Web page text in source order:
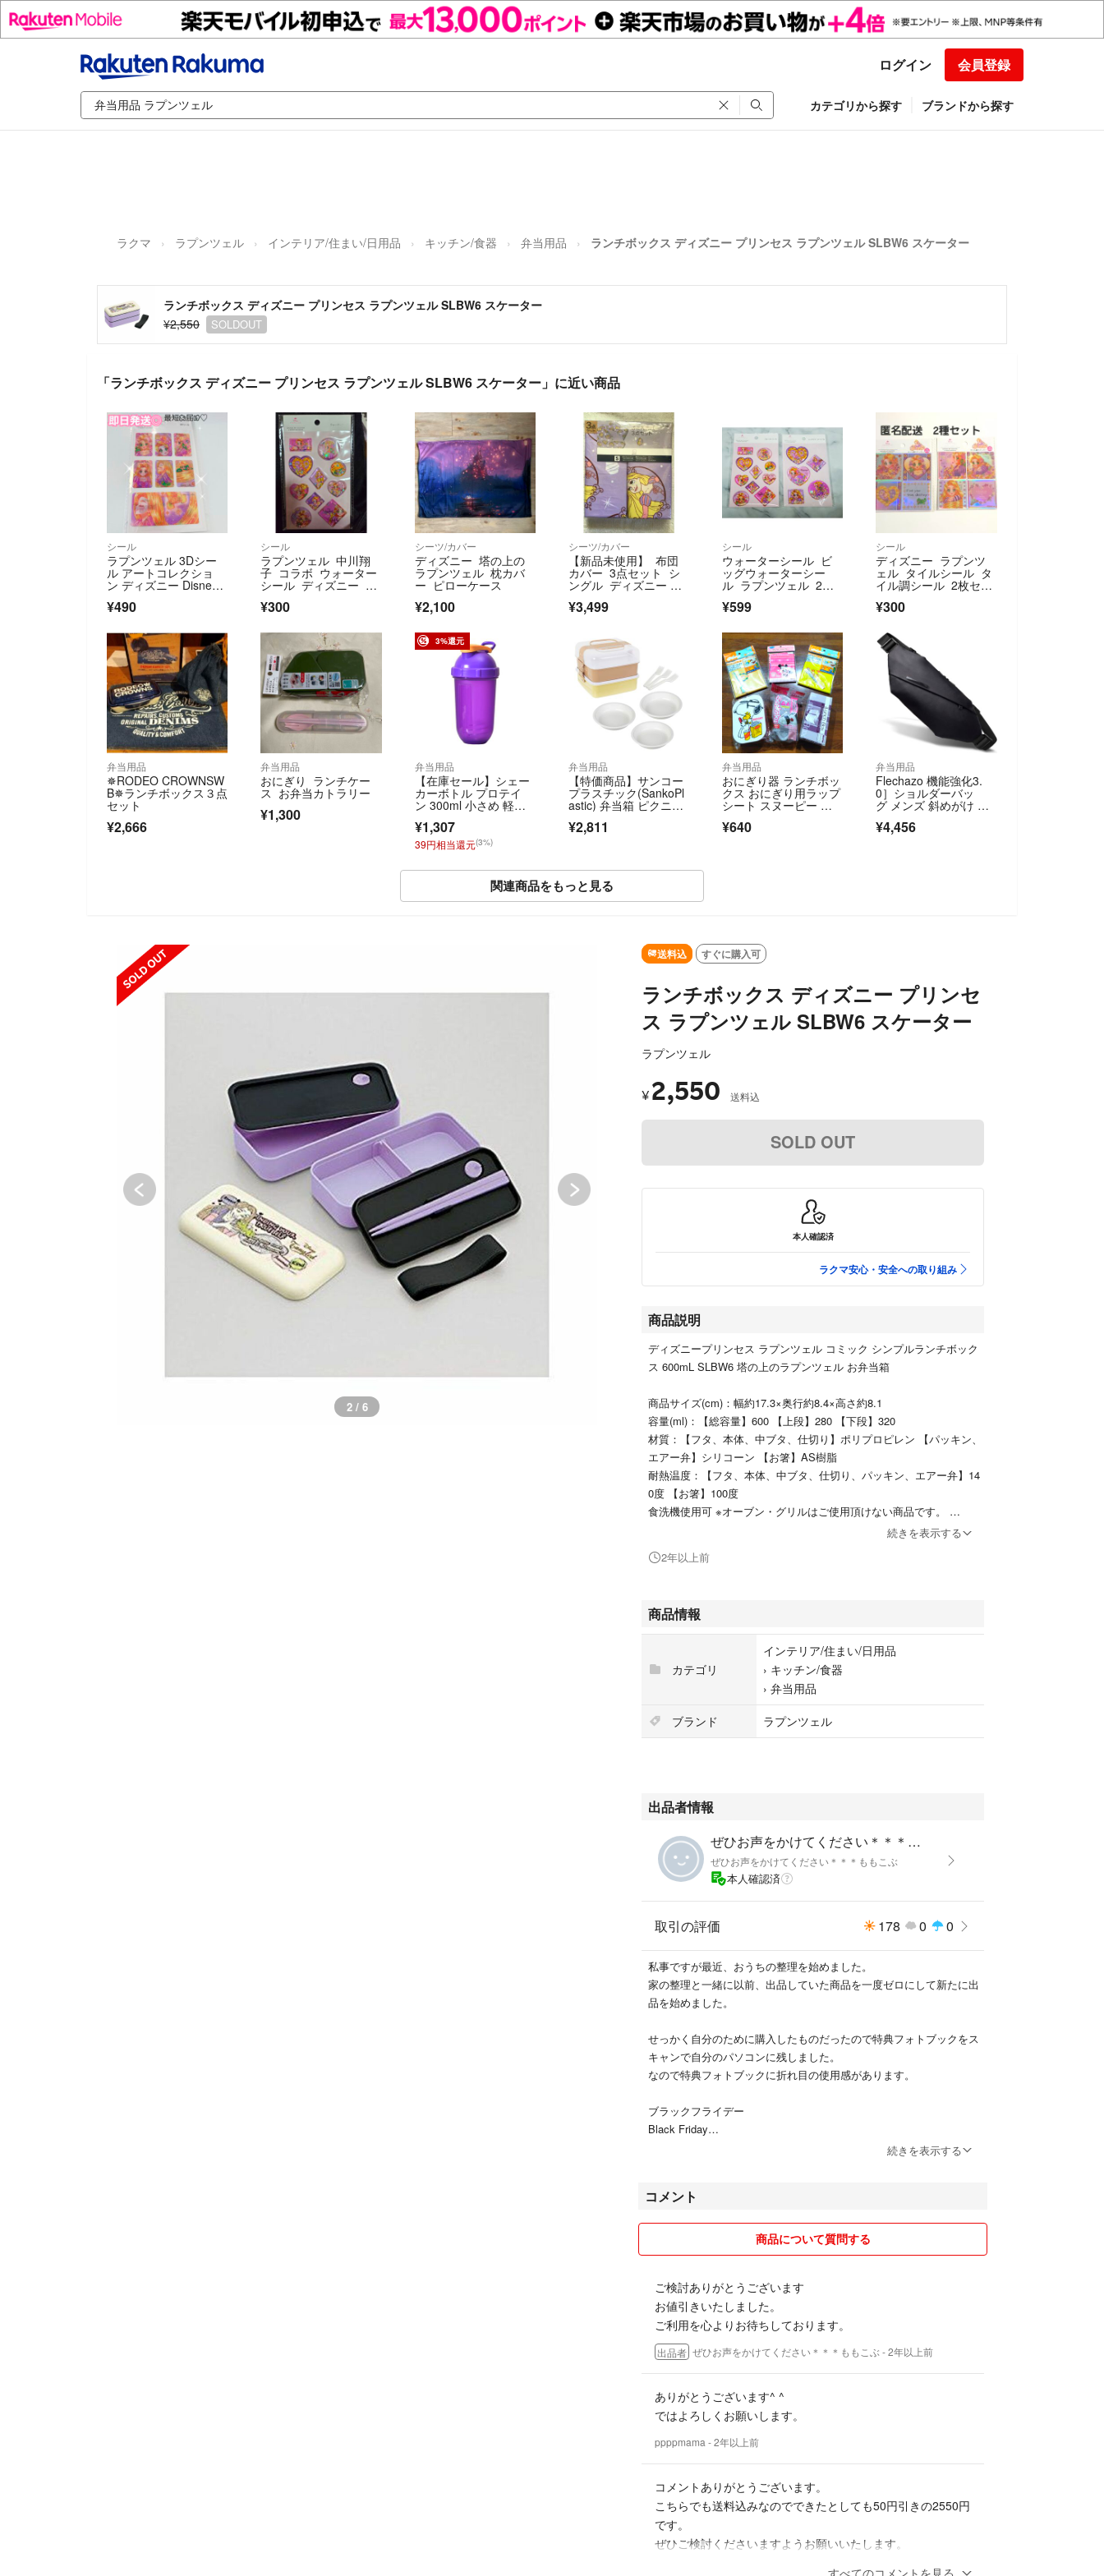
ログイン 会員登録
カテゴリから探す ブランドから探す
ラクマ ラプンツェル インテリア/住まい/日用品 キッチン/食器 弁当用品 ランチボックス ディズニー プリンセス ラプンツェル SLBW6 スケーター
ランチボックス ディズニー プリンセス ラプンツェル SLBW6 スケーター
¥2,550
SOLDOUT
「ランチボックス ディズニー プリンセス ラプンツェル SLBW6 スケーター」に近い商品
シール
ラプンツェル 3Dシー
ル アートコレクショ
ン ディズニー Disne
y 中川翔子
¥490
シール
ラプンツェル 中川翔
子 コラボ ウォーター
シール ディズニー Di
sney
¥300
シーツ/カバー
ディズニー 塔の上の
ラプンツェル 枕カバ
ー ピローケース
¥2,100
シーツ/カバー
【新品未使用】 布団
カバー 3点セット シ
ングル ディズニー ラ
プンツェル
¥3,499
シール
ウォーターシール ビ
ッグウォーターシー
ル ラプンツェル 2種
セット ディズニー
¥599
シール
ディズニー ラプンツ
ェル タイルシール タ
イル調シール 2枚セッ
ト
¥300
弁当用品
✵RODEO CROWNSW
B✵ランチボックス３点
セット
¥2,666
弁当用品
おにぎり ランチケー
ス お弁当カトラリー
¥1,300
3%還元
弁当用品
【在庫セール】シェー
カーボトル プロテイ
ン 300ml 小さめ 軽
¥1,307
39円相当還元(3%)
弁当用品
【特価商品】サンコー
プラスチック(SankoPl
astic) 弁当箱 ピクニッ
¥2,811
弁当用品
おにぎり器 ランチボッ
クス おにぎり用ラップ
シート スヌーピー デ
ト ピクニック お出か
¥640
弁当用品
Flechazo 機能強化3.
0］ショルダーバッ
グ メンズ 斜めがけ ボ
¥4,456
関連商品をもっと見る
3 / 6
送料込 すぐに購入可
ランチボックス ディズニー プリンセ
ス ラプンツェル SLBW6 スケーター
ラプンツェル
¥ 2,550 送料込
SOLD OUT
本人確認済
ラクマ安心・安全への取り組み
商品説明
ディズニープリンセス ラプンツェル コミック シンプルランチボック
ス 600mL SLBW6 塔の上のラプンツェル お弁当箱
商品サイズ(cm)：幅約17.3×奥行約8.4×高さ約8.1
容量(ml)：【総容量】600 【上段】280 【下段】320
材質：【フタ、本体、中ブタ、仕切り】ポリプロピレン 【パッキン、
エアー弁】シリコーン 【お箸】AS樹脂
耐熱温度：【フタ、本体、中ブタ、仕切り、パッキン、エアー弁】14
0度 【お箸】100度
食洗機使用可 ※オーブン・グリルはご使用頂けない商品です。
上段・下段の中ブタにエアー調圧弁あり。
仕切り板、ランチベルト、16.5cmのお箸（中蓋収納）付き。
中ブタをしたままで、電子レンジOK。
JANコード：4973307324642
続きを表示する
2年以上前
商品情報
カテゴリ
インテリア/住まい/日用品
› キッチン/食器
› 弁当用品
ブランド
ラプンツェル
出品者情報
ぜひお声をかけてください＊＊＊ももこぶ's shop
ぜひお声をかけてください＊＊＊ももこぶ
本人確認済
取引の評価 178 0 0
私事ですが最近、おうちの整理を始めました。
家の整理と一緒に以前、出品していた商品を一度ゼロにして新たに出
品を始めました。
せっかく自分のために購入したものだったので特典フォトブックをス
キャンで自分のパソコンに残しました。
なので特典フォトブックに折れ目の使用感があります。
ブラックフライデー
Black Friday
何か、気になっている商品などがありましたら、早めにお声がけをく
こんにちは！
日用品、アイドルグッズ、DVD、などを取り扱っています。
別サイトでも販売をしているため、完売の場合もありますのでお声掛
けをいただけたら助かります。
お値下げの際、簡易梱包値下げもお受けいたします。
続きを表示する
コメント
商品について質問する
ご検討ありがとうございます
お値引きいたしました。
ご利用を心よりお待ちしております。
出品者 ぜひお声をかけてください＊＊＊ももこぶ - 2年以上前
ありがとうございます^ ^
ではよろしくお願いします。
ppppmama - 2年以上前
コメントありがとうございます。
こちらでも送料込みなのでできたとしても50円引きの2550円
です。
ぜひご検討くださいますようお願いいたします。
ぜひお声をかけてください＊＊＊ももこぶ- 2年以上前